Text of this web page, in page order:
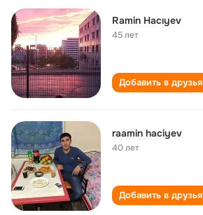
Ramin Hacıyev
45 лет
Добавить в друзья
raamin haciyev
40 лет
Добавить в друзья